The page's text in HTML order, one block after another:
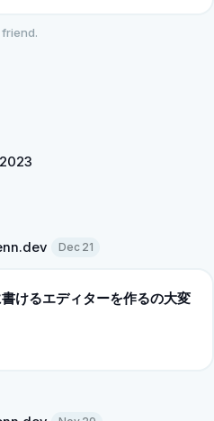
Dec 21
けるエディターを作るの大変